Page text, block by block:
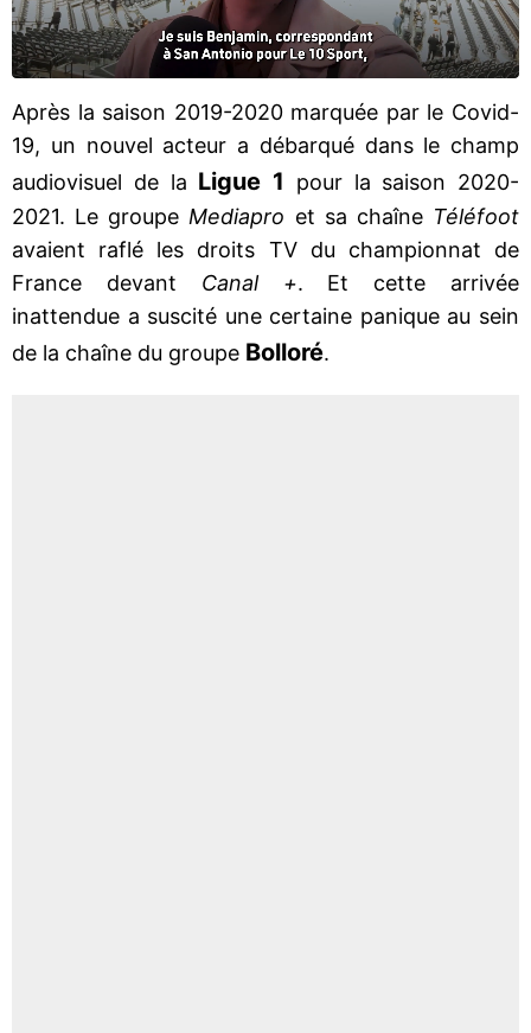
Après la saison 2019-2020 marquée par le Covid-
19, un nouvel acteur a débarqué dans le champ
audiovisuel de la Ligue 1 pour la saison 2020-
2021. Le groupe Mediapro et sa chaîne Téléfoot
avaient raflé les droits TV du championnat de
France devant Canal +. Et cette arrivée
inattendue a suscité une certaine panique au sein
de la chaîne du groupe Bolloré.